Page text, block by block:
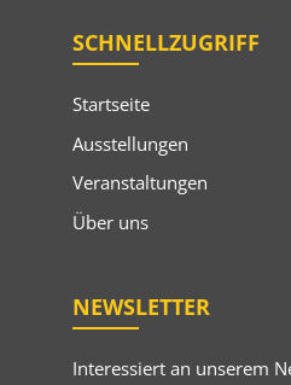
SCHNELLZUGRIFF
Startseite
Ausstellungen
Veranstaltungen
Über uns
NEWSLETTER
Interessiert an unserem